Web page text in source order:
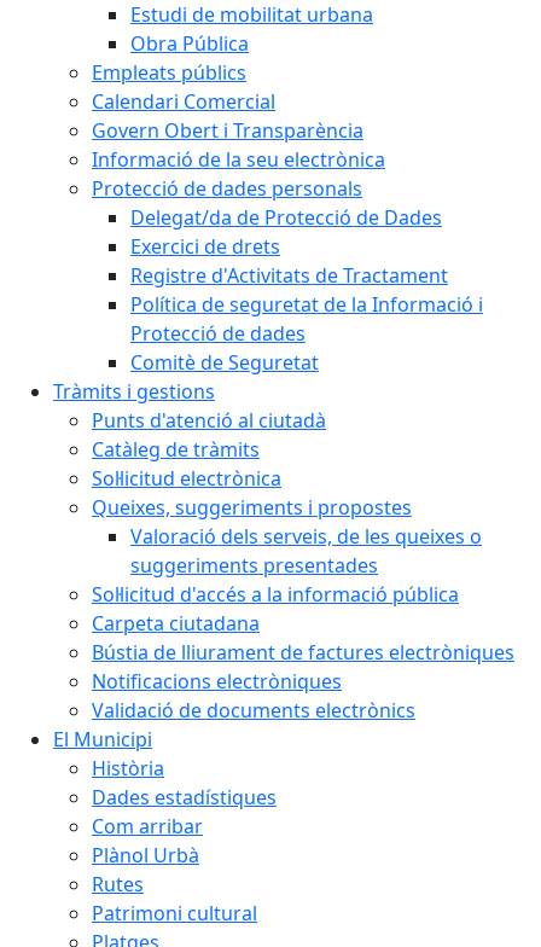
Estudi de mobilitat urbana
Obra Pública
Empleats públics
Calendari Comercial
Govern Obert i Transparència
Informació de la seu electrònica
Protecció de dades personals
Delegat/da de Protecció de Dades
Exercici de drets
Registre d'Activitats de Tractament
Política de seguretat de la Informació i
Protecció de dades
Comitè de Seguretat
Tràmits i gestions
Punts d'atenció al ciutadà
Catàleg de tràmits
Sol·licitud electrònica
Queixes, suggeriments i propostes
Valoració dels serveis, de les queixes o
suggeriments presentades
Sol·licitud d'accés a la informació pública
Carpeta ciutadana
Bústia de lliurament de factures electròniques
Notificacions electròniques
Validació de documents electrònics
El Municipi
Història
Dades estadístiques
Com arribar
Plànol Urbà
Rutes
Patrimoni cultural